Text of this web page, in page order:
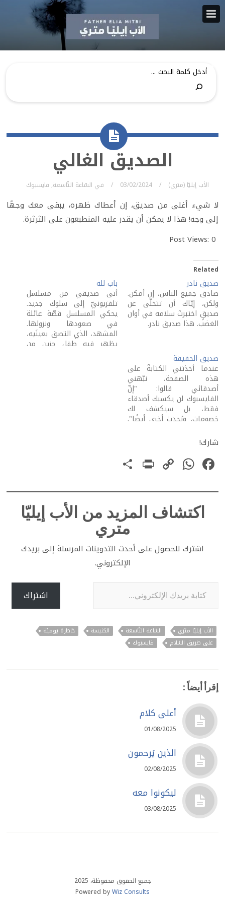
الصديق الغالي
الأب إيليّا (متري) 03/02/2024 في السّاعة التّاسعة, فايسبوك
لا شيء أغلى من صديق، إن أعطاك ظهره، يبقى معك وجهًا
إلى وجه! هذا لا يمكن أن يقدر عليه المنطبعون على الثرثرة.
Post Views: 0
Related
صديق نادر
صادق جميع الناس، إن أمكن.
ولكن، إيّاك أن تتخلّى عن
صديقٍ اختبرتَ سلامه في أوان
الغضب. هذا صديق نادر.
باب لله
أتى صديقي من مسلسل
تلفزيونيّ إلى سلوك جديد.
يحكي المسلسل قصّة عائلة
في صعودها ونزولها.
المشهد، الذي التصق بعينَيه،
يظهر فيه طفل حزين من
صديق الحقيقة
عندما أخذتني الكتابةُ على
هذه الصفحة، نبّهني
أصدقائي قالوا: "إنّ
الفايسبوك لن يكسبك أصدقاء
فقط، بل سيكشف لك
خصوماتٍ، ويُحدث أخرى أيضًا".
وسيلة اتّصال هنا ووسيلة
انفصال هناك. شيء لا أحد
يتمنّاه. لكنّه واقع. لا أتملَّصُ
من مسؤوليّتي عن أنّ ما
شارك!
Facebook
WhatsApp
Copy
PrintFriendly
اكتشاف المزيد من الأب إيليّا
متري
اشترك للحصول على أحدث التدوينات المرسلة إلى بريدك
الإلكتروني.
كتابة بريدك الإلكتروني...
اشتراك
الأب إيليّا متري السّاعة التّاسعة الكنيسة
خاطرة يوميّة
على طريق السّلام
فايسبوك
إقرأ أيضاً :
أعلى كلام
01/08/2025
الذين يَرحمون
02/08/2025
ليكونوا معه
03/08/2025
جميع الحقوق محفوظة، 2025
Powered byWiz Consults